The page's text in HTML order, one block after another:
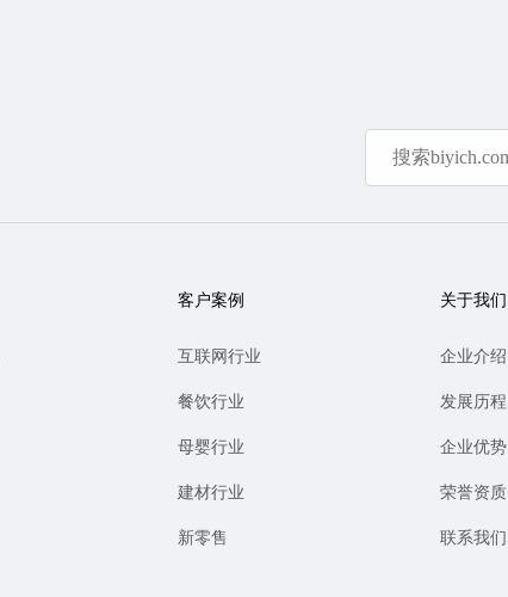
客户案例
互联网行业
餐饮行业
母婴行业
建材行业
新零售
关于我们
企业介绍
发展历程
企业优势
荣誉资质
联系我们